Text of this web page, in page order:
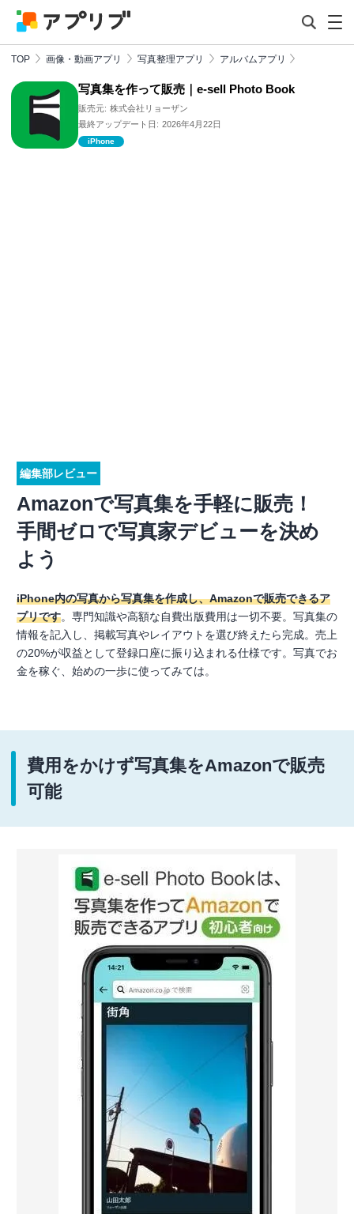
TOP 画像・動画アプリ 写真整理アプリ アルバムアプリ
写真集を作って販売｜e-sell Photo Book
販売元: 株式会社リョーザン
最終アップデート日: 2026年4月22日
iPhone
編集部レビュー
Amazonで写真集を手軽に販売！
手間ゼロで写真家デビューを決め
よう
iPhone内の写真から写真集を作成し、Amazonで販売できるア
プリです。専門知識や高額な自費出版費用は一切不要。写真集の
情報を記入し、掲載写真やレイアウトを選び終えたら完成。売上
の20%が収益として登録口座に振り込まれる仕様です。写真でお
金を稼ぐ、始めの一歩に使ってみては。
費用をかけず写真集をAmazonで販売
可能